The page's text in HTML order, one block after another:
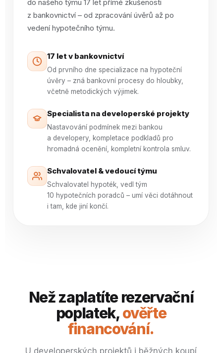
do našeho týmu 17 let přímé zkušenosti
z bankovnictví – od zpracování úvěrů až po
vedení hypotečního týmu.
17 let v bankovnictví
Od prvního dne specializace na hypoteční
úvěry – zná bankovní procesy do hloubky,
včetně metodických výjimek.
Specialista na developerské projekty
Nastavování podmínek mezi bankou
a developery, kompletace podkladů pro
hromadná ocenění, kompletní kontrola smluv.
Schvalovatel & vedoucí týmu
Schvalovatel hypoték, vedl tým
10 hypotečních poradců – umí věci dotáhnout
i tam, kde jiní končí.
Než zaplatíte rezervační
poplatek,ověřte
financování.
U developerských projektů i běžných koupí